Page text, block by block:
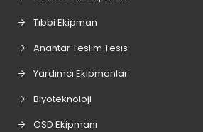
Tıbbi Ekipman
Anahtar Teslim Tesis
Yardımcı Ekipmanlar
Biyoteknoloji
OSD Ekipmanı